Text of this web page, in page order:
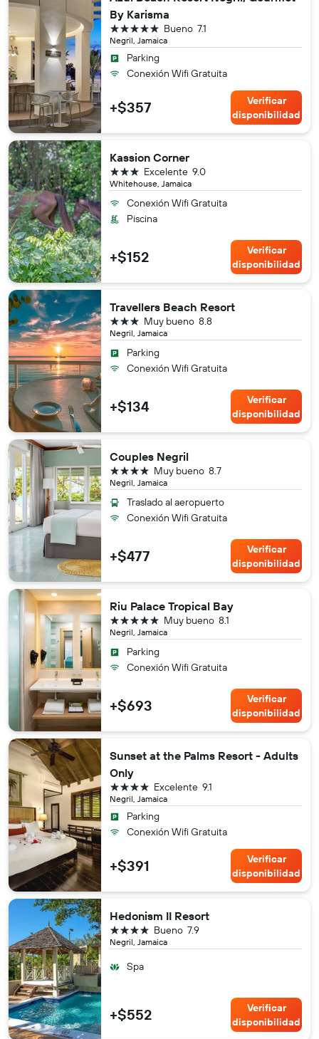
By Karisma
Negril, Jamaica
7.1
Bueno
5 estrellas
Parking
Conexión Wifi Gratuita
+$357
Verificar
disponibilidad
Kassion Corner
Whitehouse, Jamaica
9.0
Excelente
3 estrellas
Conexión Wifi Gratuita
Piscina
+$152
Verificar
disponibilidad
Travellers Beach Resort
Negril, Jamaica
8.8
Muy bueno
3 estrellas
Parking
Conexión Wifi Gratuita
+$134
Verificar
disponibilidad
Couples Negril
Negril, Jamaica
8.7
Muy bueno
4 estrellas
Traslado al aeropuerto
Conexión Wifi Gratuita
+$477
Verificar
disponibilidad
Riu Palace Tropical Bay
Negril, Jamaica
8.1
Muy bueno
5 estrellas
Parking
Conexión Wifi Gratuita
+$693
Verificar
disponibilidad
Sunset at the Palms Resort - Adults
Only
Negril, Jamaica
9.1
Excelente
4 estrellas
Parking
Conexión Wifi Gratuita
+$391
Verificar
disponibilidad
Hedonism II Resort
Negril, Jamaica
7.9
Bueno
4 estrellas
Spa
+$552
Verificar
disponibilidad